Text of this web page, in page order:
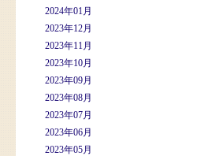
2024年01月
2023年12月
2023年11月
2023年10月
2023年09月
2023年08月
2023年07月
2023年06月
2023年05月